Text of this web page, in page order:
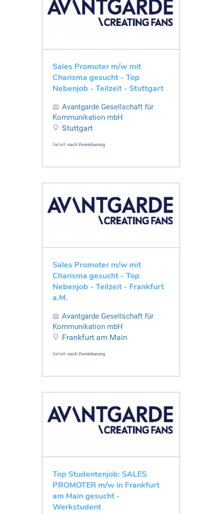
Sales Promoter m/w mit
Charisma gesucht - Top
Nebenjob - Teilzeit - Stuttgart
Avantgarde Gesellschaft für
Kommunikation mbH
Stuttgart
Gehalt: nach Vereinbarung
Sales Promoter m/w mit
Charisma gesucht - Top
Nebenjob - Teilzeit - Frankfurt
a.M.
Avantgarde Gesellschaft für
Kommunikation mbH
Frankfurt am Main
Gehalt: nach Vereinbarung
Top Studentenjob: SALES
PROMOTER m/w in Frankfurt
am Main gesucht -
Werkstudent